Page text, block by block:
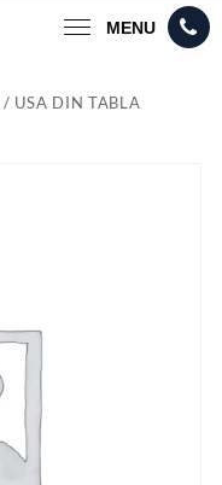
MENU
/ USA DIN TABLA